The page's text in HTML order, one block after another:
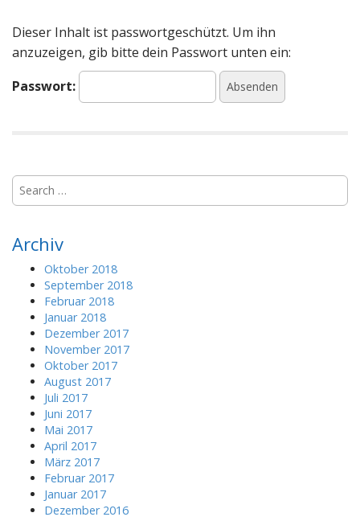
Dieser Inhalt ist passwortgeschützt. Um ihn
anzuzeigen, gib bitte dein Passwort unten ein:
Passwort:
S
c
Archiv
Oktober 2018
September 2018
Februar 2018
Januar 2018
Dezember 2017
November 2017
Oktober 2017
August 2017
Juli 2017
Juni 2017
Mai 2017
April 2017
März 2017
Februar 2017
Januar 2017
Dezember 2016